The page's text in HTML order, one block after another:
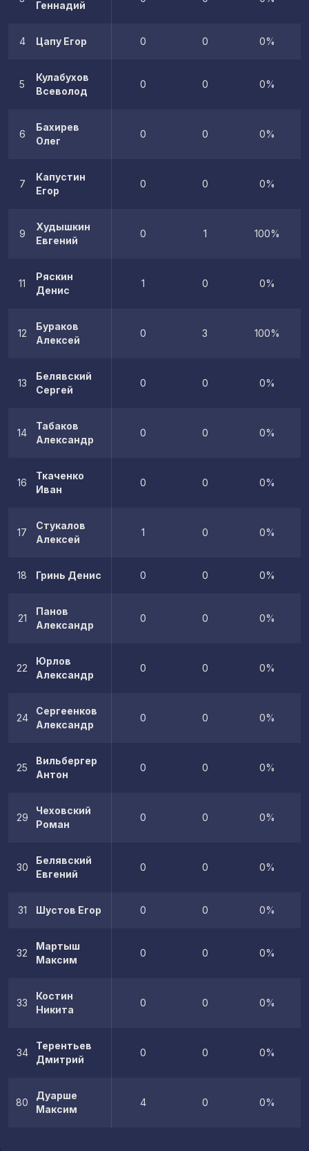
Геннадий
4 Цапу Егор 0 0 0%
5
Кулабухов
Всеволод
0 0 0%
6
Бахирев
Олег
0 0 0%
7
Капустин
Егор
0 0 0%
9
Худышкин
Евгений
0 1 100%
11
Ряскин
Денис
1 0 0%
12
Бураков
Алексей
0 3 100%
13
Белявский
Сергей
0 0 0%
14
Табаков
Александр
0 0 0%
16
Ткаченко
Иван
0 0 0%
17
Стукалов
Алексей
1 0 0%
18 Гринь Денис 0 0 0%
21
Панов
Александр
0 0 0%
22
Юрлов
Александр
0 0 0%
24
Сергеенков
Александр
0 0 0%
25
Вильбергер
Антон
0 0 0%
29
Чеховский
Роман
0 0 0%
30
Белявский
Евгений
0 0 0%
31 Шустов Егор 0 0 0%
32
Мартыш
Максим
0 0 0%
33
Костин
Никита
0 0 0%
34
Терентьев
Дмитрий
0 0 0%
80
Дуарше
Максим
4 0 0%